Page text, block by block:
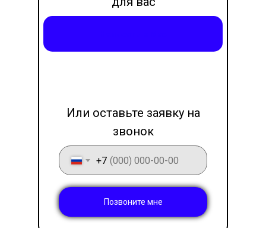
+7
Позвоните мне
месседжер
Или оставьте заявку на
звонок